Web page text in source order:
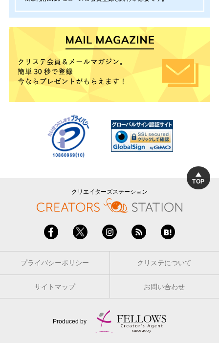
TOP
クリエイターズステーション
プライバシーポリシー クリステについて
サイトマップ お問い合わせ
Produced by